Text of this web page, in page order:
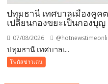
ปทุมธานี เทศบาลเมืองคูค
เปลี่ยนกองขยะเป็นกองบุญ
07/08/2026
ปทุมธานี เทศบาลเ...
โฟกัสข่าวเด่น